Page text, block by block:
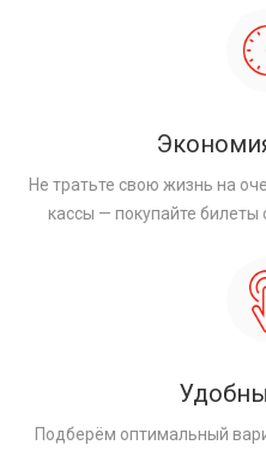
Не тратьте свою жизнь на
кассы — покупайте
Подберём оптимальный